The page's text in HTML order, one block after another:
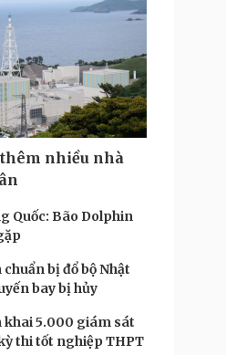
nhiều nhà
Quốc: Bão Dolphin
bị đổ bộ Nhật
bay bị hủy
5.000 giám sát
thi tốt nghiệp THPT